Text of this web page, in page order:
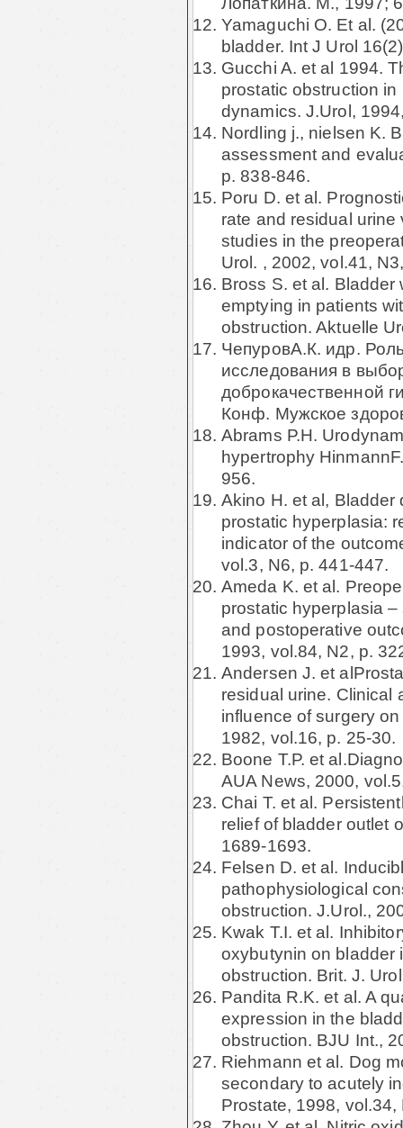
Yamaguchi O. Et al.
bladder. Int J Urol
Gucchi A. et al 1994.
prostatic obstruction
dynamics. J.Urol,
Nordling j., nielsen K.
assessment and
p. 838-846.
Poru D. et al.
rate and residual
studies in the
Urol. , 2002, vol.41,
Bross S. et al.
emptying in patients
obstruction. Aktuelle
ЧепуровА.К. идр.
исследования в
доброкачественной
Конф. Мужское
Abrams P.H.
hypertrophy
956.
Akino H. et al,
prostatic hyperplasia:
indicator of the
vol.3, N6, p. 441-447.
Ameda K. et al.
prostatic hyperplasia
and postoperative
1993, vol.84, N2, p.
Andersen J. et
residual urine. Clinical
influence of surgery
1982, vol.16, p. 25-30.
Boone T.P. et
AUA News, 2000,
Chai T. et al.
relief of bladder outlet
1689-1693.
Felsen D. et al.
pathophysiological
obstruction. J.Urol.,
Kwak T.I. et al.
oxybutynin on bladder
obstruction. Brit. J.
Pandita R.K. et al. A
expression in the
obstruction. BJU Int.,
Riehmann et al. Dog
secondary to acutely
Prostate, 1998,